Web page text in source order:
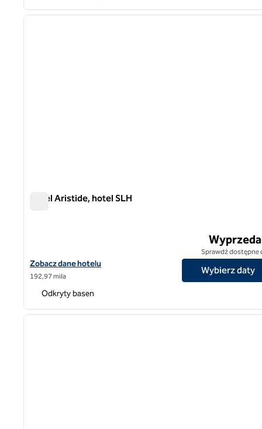
1 z 7
Hotel Aristide, hotel SLH
Zobacz szczegóły hotelu Aristide Hotel, SLH Hotel
Zobacz dane hotelu
192,97 mila
Sprawdź dostępne
Wybierz daty
Odkryty basen
1 z 7